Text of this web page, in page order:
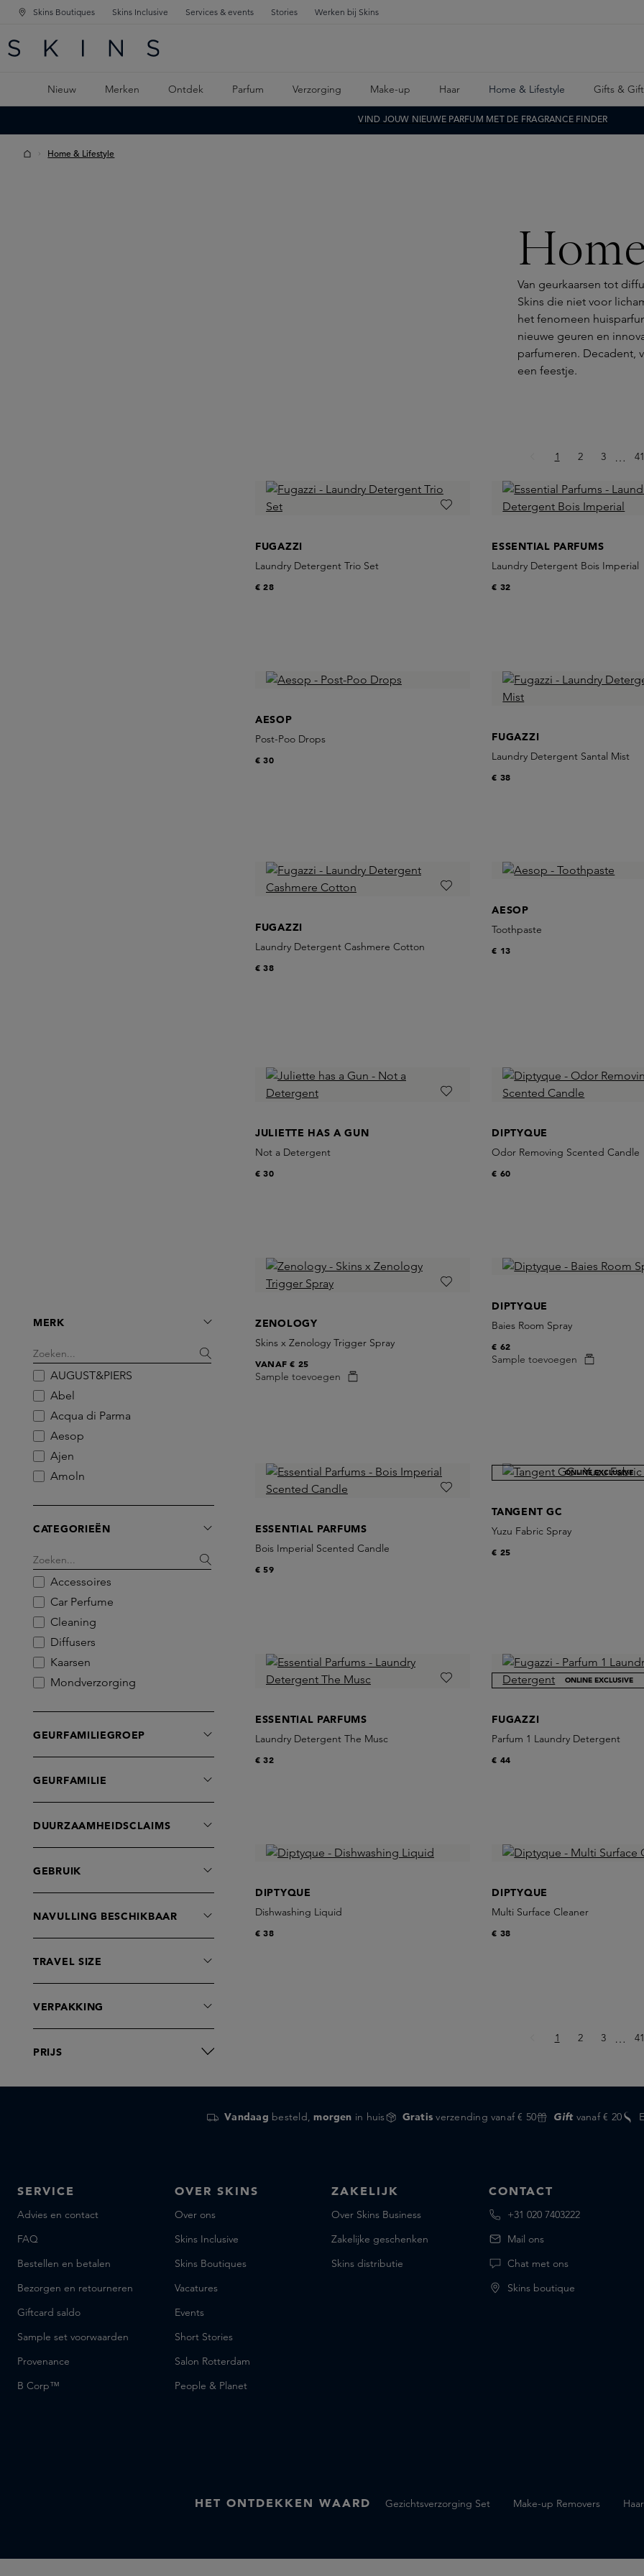
NAVIGATIE
DE HOOFDINHOUD
Skins Boutiques Skins Inclusive Services & events Stories Werken bij Skins
Nieuw Merken Ontdek Parfum Verzorging Make-up Haar Home & Lifestyle Gifts &
VIND JOUW NIEUWE PARFUM MET DE FRAGRANCE FINDER
Home & Lifestyle
Van geurkaarsen tot
Skins die niet voor
het fenomeen
nieuwe geuren en
parfumeren. Decadent,
een feestje.
MERK
AUGUST&PIERS
Abel
Acqua di Parma
Aesop
Ajen
Amoln
BORNTOSTANDOUT
Blind Barber
Brume Orpin
Byredo
Caron
Christian Tortu
Comme des Garcons
Commune
D'Orsay
D.S. & DURGA
Deluge
Essential Parfums
Fornasetti Profumi
Frassai
Frederic Malle
Juliette has a Gun
Lorenzo Villoresi
MALIN+GOETZ
Marie-Stella-Maris
MarieJeanne
Matiere Premiere
Perfumer H
CATEGORIEËN
Accessoires
Car Perfume
Cleaning
Diffusers
Kaarsen
Mondverzorging
Supplements
Wasverzorging
Wierook
GEURFAMILIEGROEP
GEURFAMILIE
DUURZAAMHEIDSCLAIMS
GEBRUIK
NAVULLING BESCHIKBAAR
TRAVEL SIZE
VERPAKKING
PRIJS
Pagina
1 Pagina
2 Pagina
3 Ellipsis
… 41
FUGAZZI
Laundry Detergent Trio Set
€ 28
ESSENTIAL PARFUMS
Laundry Detergent Bois Imperial
€ 32
AESOP
Post-Poo Drops
€ 30
FUGAZZI
Laundry Detergent Santal Mist
€ 38
FUGAZZI
Laundry Detergent Cashmere Cotton
€ 38
AESOP
Toothpaste
€ 13
JULIETTE HAS A GUN
Not a Detergent
€ 30
DIPTYQUE
Odor Removing Scented Candle
€ 60
ZENOLOGY
Skins x Zenology Trigger Spray
Sample toevoegen
VANAF€ 25
DIPTYQUE
Baies Room Spray
Sample toevoegen
€ 62
ESSENTIAL PARFUMS
Bois Imperial Scented Candle
€ 59
ONLINE EXCLUSIVE
TANGENT GC
Yuzu Fabric Spray
€ 25
ESSENTIAL PARFUMS
Laundry Detergent The Musc
€ 32
ONLINE EXCLUSIVE
FUGAZZI
Parfum 1 Laundry Detergent
€ 44
DIPTYQUE
Dishwashing Liquid
€ 38
DIPTYQUE
Multi Surface Cleaner
€ 38
Pagina
1 Pagina
2 Pagina
3 Ellipsis
… 41
Vandaag besteld,morgen in huis Gratis verzending vanaf € 50 Giftvanaf € 20
SERVICE
Advies en contact
FAQ
Bestellen en betalen
Bezorgen en retourneren
Giftcard saldo
Sample set voorwaarden
Provenance
B Corp™
OVER SKINS
Over ons
Skins Inclusive
Skins Boutiques
Vacatures
Events
Short Stories
Salon Rotterdam
People & Planet
ZAKELIJK
Over Skins Business
Zakelijke geschenken
Skins distributie
CONTACT
+31 020 7403222
Mail ons
Chat met ons
Skins boutique
HET ONTDEKKEN WAARD Gezichtsverzorging Set Make-up Removers